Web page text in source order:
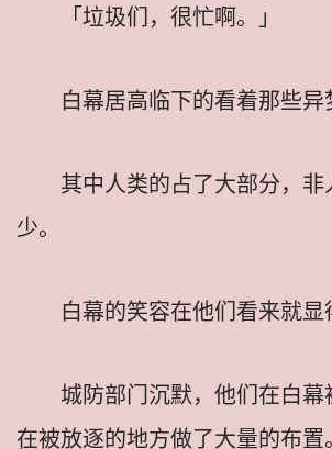
「垃圾们，很忙啊。」
白幕居高临下的看着那些异
其中人类的占了大部分，非
少。
白幕的笑容在他们看来就显
城防部门沉默，他们在白幕
在被放逐的地方做了大量的布置